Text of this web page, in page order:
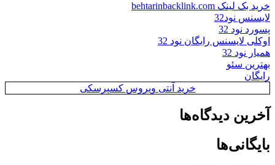
خرید بک لینک behtarinbacklink.com
لایسنس نود32
پسورد نود 32
اوکلی لایسنس رایگان نود 32
همیار نود 32
بهترین سئو
رایگان
خرید آنتی ویروس کسپرسکی
آخرین دیدگاه‌ها
بایگانی‌ها